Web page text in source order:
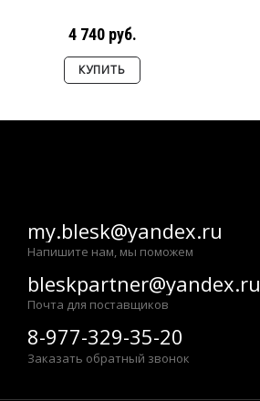
4 740 руб.
КУПИТЬ
my.blesk@yandex.ru
Напишите нам, мы поможем
bleskpartner@yandex.ru
Почта для поставщиков
8-977-329-35-20
Заказать обратный звонок